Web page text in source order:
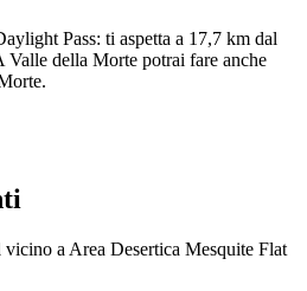
Pass: ti aspetta a 17,7 km dal
della Morte potrai fare anche
a Area Desertica Mesquite Flat